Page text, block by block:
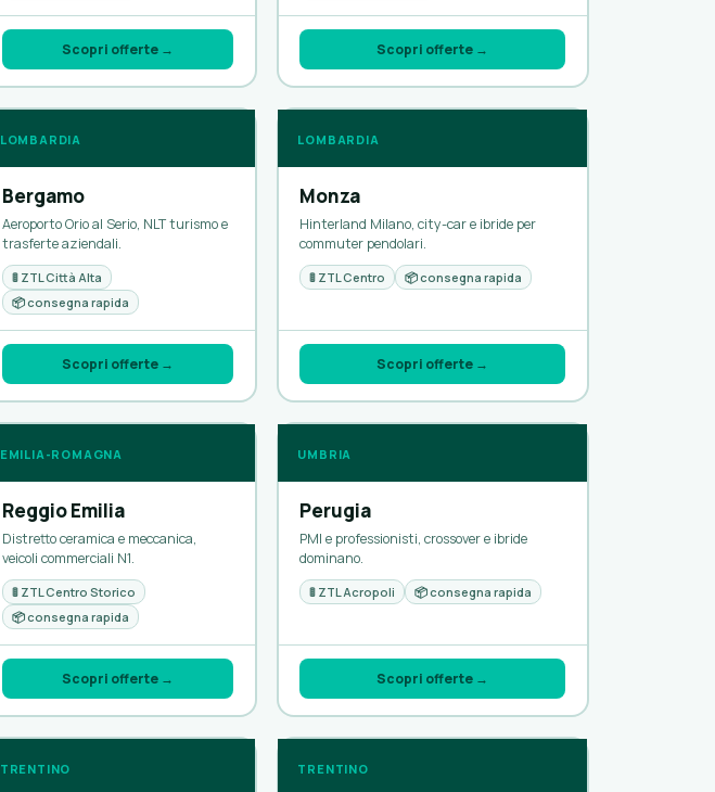
Scopri offerte → Scopri offerte →
LOMBARDIA
Bergamo
Aeroporto Orio al Serio, NLT turismo e
trasferte aziendali.
🚦 ZTL Città Alta
📦 consegna rapida
Scopri offerte →
LOMBARDIA
Monza
Hinterland Milano, city-car e ibride per
commuter pendolari.
🚦 ZTL Centro 📦 consegna rapida
Scopri offerte →
EMILIA-ROMAGNA
Reggio Emilia
Distretto ceramica e meccanica,
veicoli commerciali N1.
🚦 ZTL Centro Storico
📦 consegna rapida
Scopri offerte →
UMBRIA
Perugia
PMI e professionisti, crossover e ibride
dominano.
🚦 ZTL Acropoli 📦 consegna rapida
Scopri offerte →
TRENTINO TRENTINO